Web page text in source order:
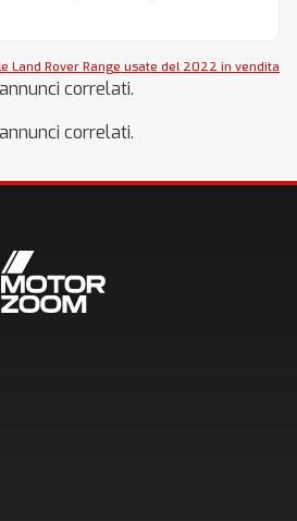
Land Rover Range usate del 2022 in vendita
correlati.
correlati.